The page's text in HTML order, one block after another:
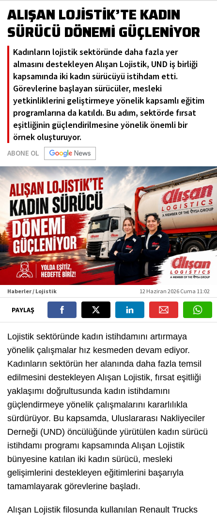
ALIŞAN LOJİSTİK’TE KADIN
SÜRÜCÜ DÖNEMİ GÜÇLENİYOR
Kadınların lojistik sektöründe daha fazla yer
almasını destekleyen Alışan Lojistik, UND iş birliği
kapsamında iki kadın sürücüyü istihdam etti.
Görevlerine başlayan sürücüler, mesleki
yetkinliklerini geliştirmeye yönelik kapsamlı eğitim
programlarına da katıldı. Bu adım, sektörde fırsat
eşitliğinin güçlendirilmesine yönelik önemli bir
örnek oluşturuyor.
ABONE OL
Haberler / Lojistik 12 Haziran 2026 Cuma 11:02
PAYLAŞ
Lojistik sektöründe kadın istihdamını artırmaya
yönelik çalışmalar hız kesmeden devam ediyor.
Kadınların sektörün her alanında daha fazla temsil
edilmesini destekleyen Alışan Lojistik, fırsat eşitliği
yaklaşımı doğrultusunda kadın istihdamını
güçlendirmeye yönelik çalışmalarını kararlılıkla
sürdürüyor. Bu kapsamda, Uluslararası Nakliyeciler
Derneği (UND) öncülüğünde yürütülen kadın sürücü
istihdamı programı kapsamında Alışan Lojistik
bünyesine katılan iki kadın sürücü, mesleki
gelişimlerini destekleyen eğitimlerini başarıyla
tamamlayarak görevlerine başladı.
Alışan Lojistik filosunda kullanılan Renault Trucks